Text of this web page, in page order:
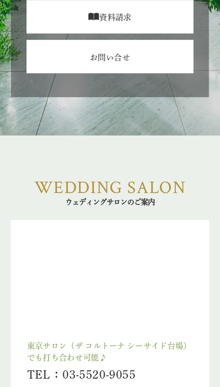
資料請求
お問い合せ
WEDDING SALON
ウェディングサロンのご案内
東京サロン（ザ コルトーナ シーサイド台場）
でも打ち合わせ可能♪
TEL：03-5520-9055